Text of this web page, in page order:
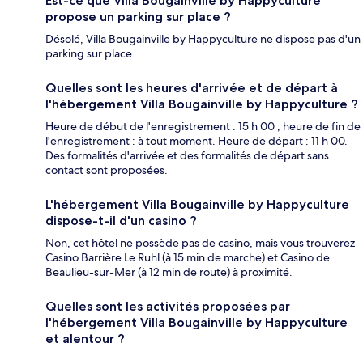
propose un parking sur place ?
Désolé, Villa Bougainville by Happyculture ne dispose pas d'un
parking sur place.
Quelles sont les heures d'arrivée et de départ à
l'hébergement Villa Bougainville by Happyculture ?
Heure de début de l'enregistrement : 15 h 00 ; heure de fin de
l'enregistrement : à tout moment. Heure de départ : 11 h 00.
Des formalités d'arrivée et des formalités de départ sans
contact sont proposées.
L'hébergement Villa Bougainville by Happyculture
dispose-t-il d'un casino ?
Non, cet hôtel ne possède pas de casino, mais vous trouverez
Casino Barrière Le Ruhl (à 15 min de marche) et Casino de
Beaulieu-sur-Mer (à 12 min de route) à proximité.
Quelles sont les activités proposées par
l'hébergement Villa Bougainville by Happyculture
et alentour ?